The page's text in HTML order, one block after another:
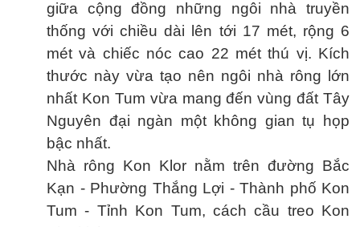
giữa cộng đồng những ngôi nhà truyền
thống với chiều dài lên tới 17 mét, rộng 6
mét và chiếc nóc cao 22 mét thú vị. Kích
thước này vừa tạo nên ngôi nhà rông lớn
nhất Kon Tum vừa mang đến vùng đất Tây
Nguyên đại ngàn một không gian tụ họp
bậc nhất.
Nhà rông Kon Klor nằm trên đường Bắc
Kạn - Phường Thắng Lợi - Thành phố Kon
Tum - Tỉnh Kon Tum, cách cầu treo Kon